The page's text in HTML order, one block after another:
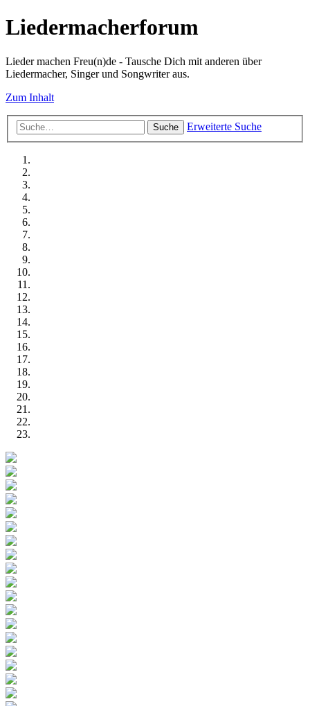
Liedermacherforum
Lieder machen Freu(n)de - Tausche Dich mit anderen über
Liedermacher, Singer und Songwriter aus.
Zum Inhalt
Suche Erweiterte Suche